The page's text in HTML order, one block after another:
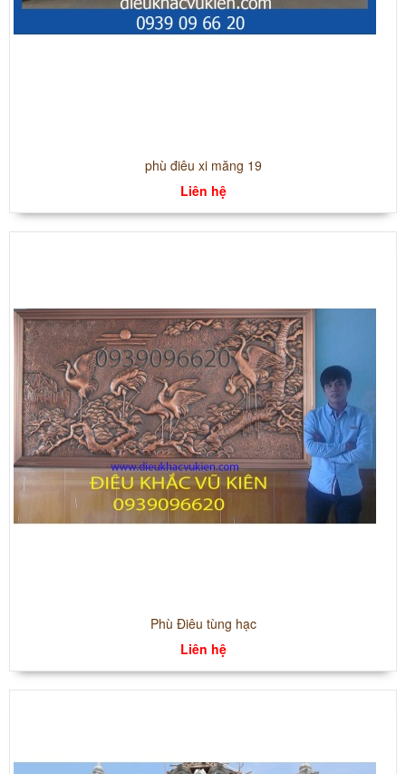
phù điêu xi măng 19
Liên hệ
Phù Điêu tùng hạc
Liên hệ